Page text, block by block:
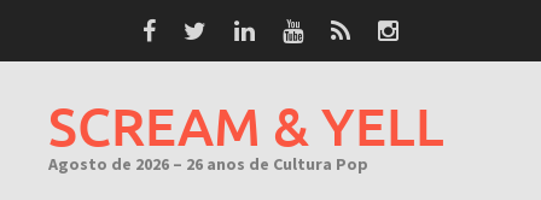
SCREAM & YELL
Agosto de 2026 – 26 anos de Cultura Pop